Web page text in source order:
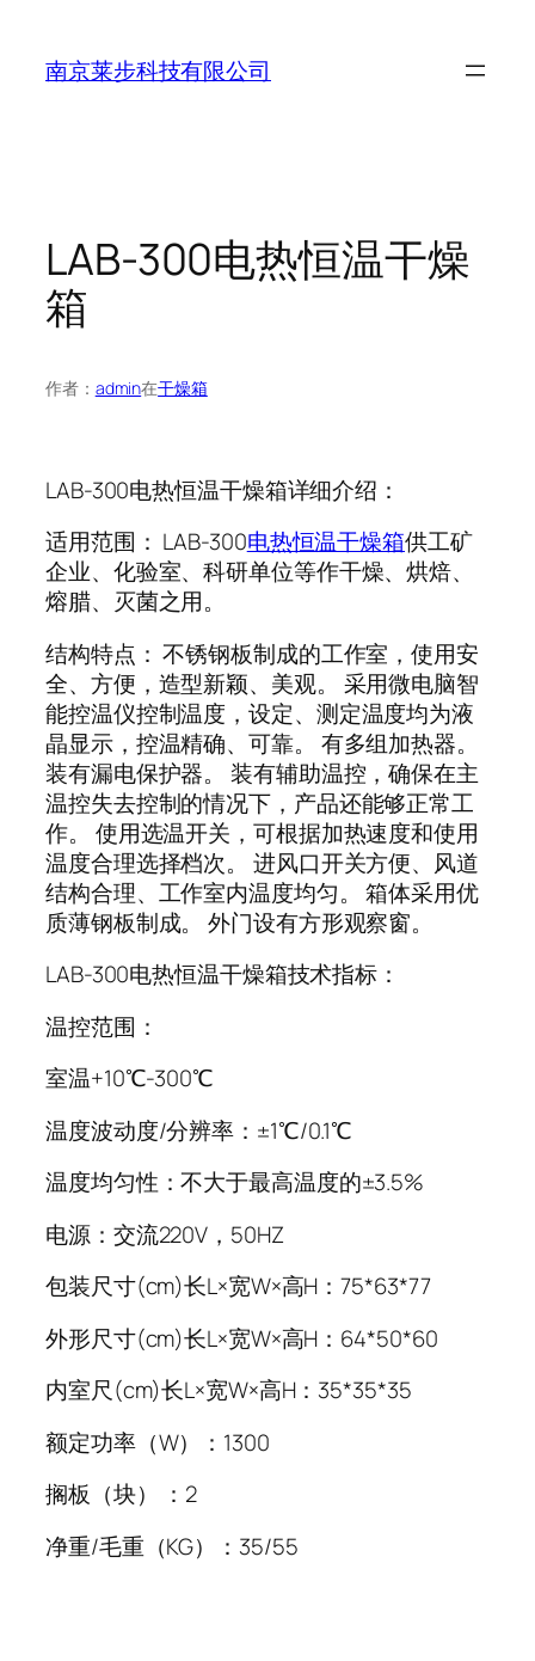
南京莱步科技有限公司
LAB-300电热恒温干燥
箱
作者： admin在干燥箱
LAB-300电热恒温干燥箱详细介绍：
适用范围： LAB-300电热恒温干燥箱供工矿
企业、化验室、科研单位等作干燥、烘焙、
熔腊、灭菌之用。
结构特点： 不锈钢板制成的工作室，使用安
全、方便，造型新颖、美观。 采用微电脑智
能控温仪控制温度，设定、测定温度均为液
晶显示，控温精确、可靠。 有多组加热器。
装有漏电保护器。 装有辅助温控，确保在主
温控失去控制的情况下，产品还能够正常工
作。 使用选温开关，可根据加热速度和使用
温度合理选择档次。 进风口开关方便、风道
结构合理、工作室内温度均匀。 箱体采用优
质薄钢板制成。 外门设有方形观察窗。
LAB-300电热恒温干燥箱技术指标：
温控范围：
室温+10℃-300℃
温度波动度/分辨率：±1℃/0.1℃
温度均匀性：不大于最高温度的±3.5%
电源：交流220V，50HZ
包装尺寸(cm)长L×宽W×高H：75*63*77
外形尺寸(cm)长L×宽W×高H：64*50*60
内室尺(cm)长L×宽W×高H：35*35*35
额定功率（W）：1300
搁板（块） ：2
净重/毛重（KG）：35/55